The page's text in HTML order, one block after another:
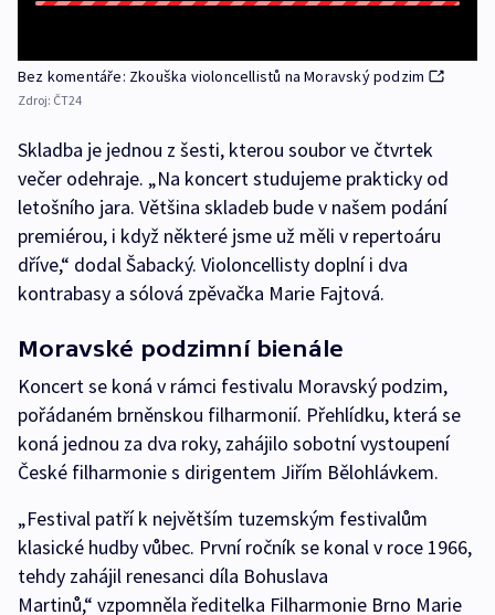
Bez komentáře: Zkouška violoncellistů na Moravský podzim
Zdroj: ČT24
Skladba je jednou z šesti, kterou soubor ve čtvrtek
večer odehraje. „Na koncert studujeme prakticky od
letošního jara. Většina skladeb bude v našem podání
premiérou, i když některé jsme už měli v repertoáru
dříve,“ dodal Šabacký. Violoncellisty doplní i dva
kontrabasy a sólová zpěvačka Marie Fajtová.
Moravské podzimní bienále
Koncert se koná v rámci festivalu Moravský podzim,
pořádaném brněnskou filharmonií. Přehlídku, která se
koná jednou za dva roky, zahájilo sobotní vystoupení
České filharmonie s dirigentem Jiřím Bělohlávkem.
„Festival patří k největším tuzemským festivalům
klasické hudby vůbec. První ročník se konal v roce 1966,
tehdy zahájil renesanci díla Bohuslava
Martinů,“ vzpomněla ředitelka Filharmonie Brno Marie